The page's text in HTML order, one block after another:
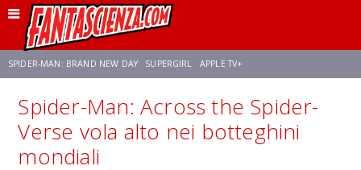
SPIDER-MAN: BRAND NEW DAY SUPERGIRL APPLE TV+
FRANCO RICCIARDIELLO ZENDAYA STAR TREK AVENGERS: DOOMSDAY
Spider-Man: Across the Spider-
Verse vola alto nei botteghini
mondiali